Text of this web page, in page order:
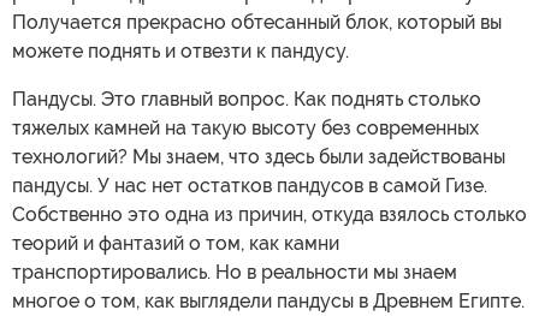
Получается прекрасно обтесанный блок, который вы
можете поднять и отвезти к пандусу.
Пандусы. Это главный вопрос. Как поднять столько
тяжелых камней на такую высоту без современных
технологий? Мы знаем, что здесь были задействованы
пандусы. У нас нет остатков пандусов в самой Гизе.
Собственно это одна из причин, откуда взялось столько
теорий и фантазий о том, как камни
транспортировались. Но в реальности мы знаем
многое о том, как выглядели пандусы в Древнем Египте.